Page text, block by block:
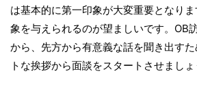
は基本的に第一印象が大変重要となり
象を与えられるのが望ましいです。OB
から、先方から有意義な話を聞き出す
トな挨拶から面談をスタートさせましょ